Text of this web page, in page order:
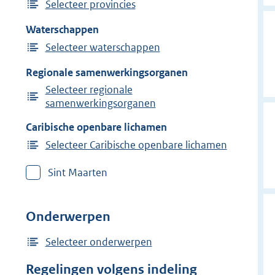
Selecteer provincies
Waterschappen
Selecteer waterschappen
Regionale samenwerkingsorganen
Selecteer regionale
samenwerkingsorganen
Caribische openbare lichamen
Selecteer Caribische openbare lichamen
Sint Maarten
Onderwerpen
Selecteer onderwerpen
Regelingen volgens indeling